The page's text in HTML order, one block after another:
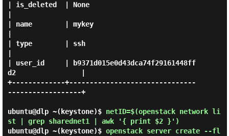
| is_deleted  | None
| name        | mykey
| type        | ssh
| user_id     | b9371d015e0d43dca74f29161448ff
d2                |
+-------------+-------------------------------
------------------+
ubuntu@dlp ~(keystone)$ netID=$(openstack network li
st | grep sharednet1 | awk '{ print $2 }')
ubuntu@dlp ~(keystone)$ openstack server create --fl